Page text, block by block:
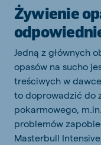
Żywienie
Jedną z głównych
opasów na sucho
treściwych w
to doprowadzić do
pokarmowego,
problemów
Masterbull